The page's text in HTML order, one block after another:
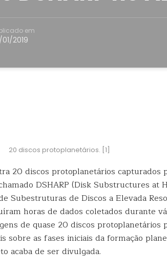
em
2019
20 discos protoplanetários. [1]
20 discos protoplanetários capturados
DSHARP (Disk Substructures at
Subestruturas de Discos a Elevada
horas de dados coletados durante
de quase 20 discos protoplanetários
sobre as fases iniciais da formação
acaba de ser divulgada.